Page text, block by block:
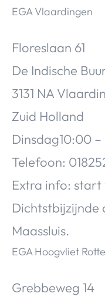
EGA Vlaardingen
Floreslaan 61
De Indische
3131 NA
Zuid Holland
Dinsdag10:00 –
Telefoon:
Extra info: start
Dichtstbijzijnde
Maassluis.
EGA Hoogvliet
Grebbeweg 14